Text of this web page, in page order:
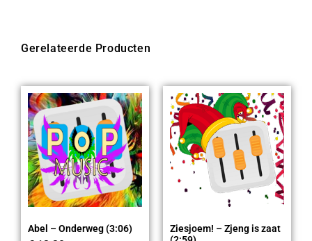
Gerelateerde Producten
Abel – Onderweg (3:06)
Ziesjoem! – Zjeng is zaat